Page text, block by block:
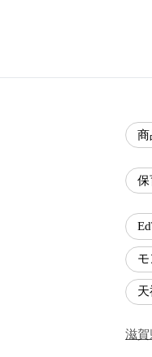
商
保
天
滋賀